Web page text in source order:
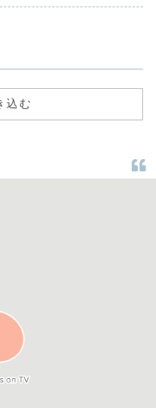
込む